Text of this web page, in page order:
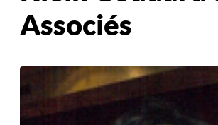
Associés